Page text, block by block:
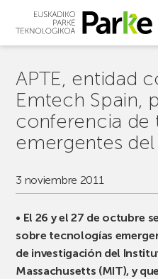
APTE, entidad
Emtech Spain,
conferencia de
emergentes
3 noviembre 2011
• El 26 y el 27 de octubre
sobre tecnologías
de investigación del
Massachusetts (MIT), y